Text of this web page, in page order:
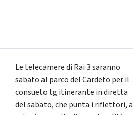
Le telecamere di Rai 3 saranno
sabato al parco del Cardeto per il
consueto tg itinerante in diretta
del sabato, che punta i riflettori, a